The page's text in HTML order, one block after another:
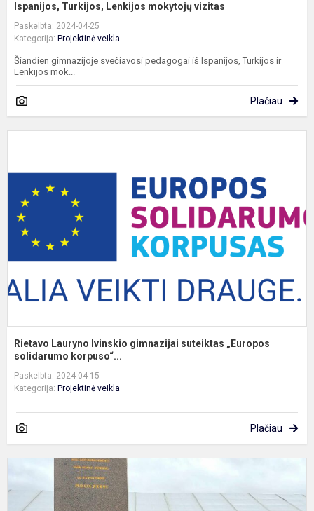
Ispanijos, Turkijos, Lenkijos mokytojų vizitas
Paskelbta: 2024-04-25
Kategorija: Projektinė veikla
Šiandien gimnazijoje svečiavosi pedagogai iš Ispanijos, Turkijos ir
Lenkijos mok...
Plačiau
Rietavo Lauryno Ivinskio gimnazijai suteiktas „Europos
solidarumo korpuso“...
Paskelbta: 2024-04-15
Kategorija: Projektinė veikla
Plačiau